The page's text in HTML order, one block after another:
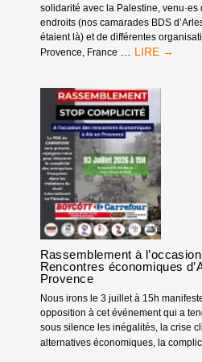
solidarité avec la Palestine, venu·es
endroits (nos camarades BDS
étaient là) et de différentes
Provence, France
RENCONTRES
D’AIX-
EN-
PROVENCE
Rassemblement à
Rencontres économiques
Provence
Nous irons le 3 juillet à 15h
opposition à cet événement qui a
sous silence les inégalités, la crise
alternatives économiques, la